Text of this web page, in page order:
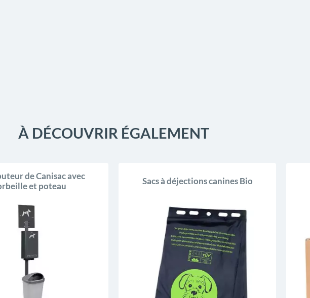
À DÉCOUVRIR ÉGALEMENT
de Canisac avec
et poteau
Sacs à déjections canines Bio